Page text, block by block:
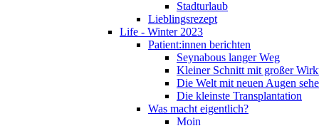
Stadturlaub
Lieblingsrezept
Life - Winter 2023
Patient:innen berichten
Seynabous langer Weg
Kleiner Schnitt mit großer
Die Welt mit neuen Augen
Die kleinste Transplantation
Was macht eigentlich?
Moin